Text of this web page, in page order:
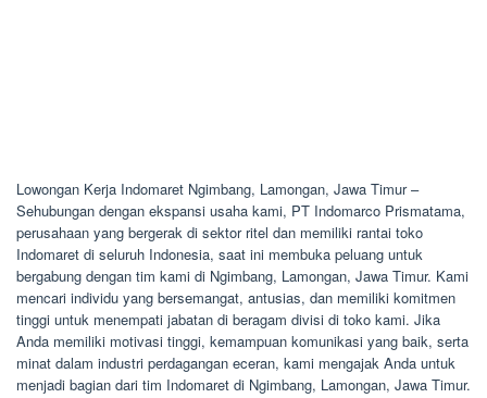
Lowongan Kerja Indomaret Ngimbang, Lamongan, Jawa Timur –
Sehubungan dengan ekspansi usaha kami, PT Indomarco Prismatama,
perusahaan yang bergerak di sektor ritel dan memiliki rantai toko
Indomaret di seluruh Indonesia, saat ini membuka peluang untuk
bergabung dengan tim kami di Ngimbang, Lamongan, Jawa Timur. Kami
mencari individu yang bersemangat, antusias, dan memiliki komitmen
tinggi untuk menempati jabatan di beragam divisi di toko kami. Jika
Anda memiliki motivasi tinggi, kemampuan komunikasi yang baik, serta
minat dalam industri perdagangan eceran, kami mengajak Anda untuk
menjadi bagian dari tim Indomaret di Ngimbang, Lamongan, Jawa Timur.